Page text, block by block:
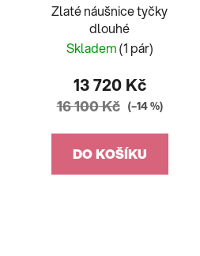
Zlaté náušnice tyčky
dlouhé
Skladem(1 pár)
13 720 Kč
16 100 Kč (–14 %)
DO KOŠÍKU